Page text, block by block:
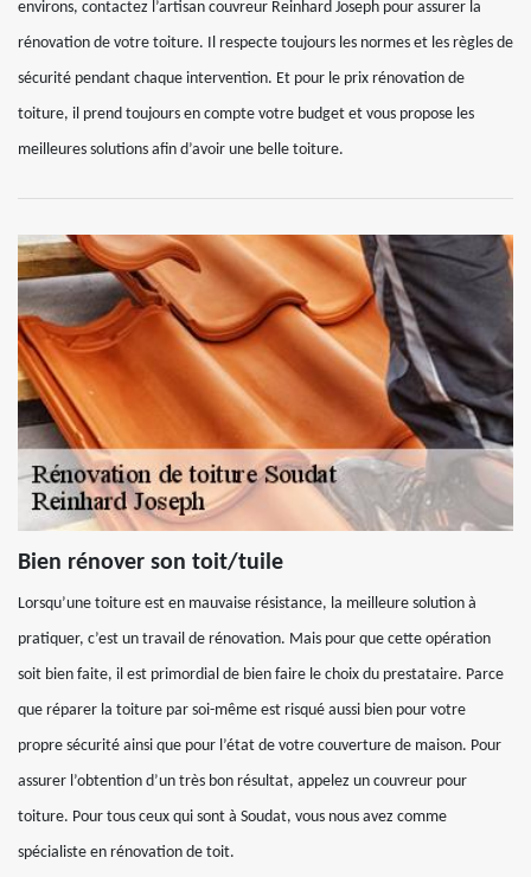
environs, contactez l’artisan couvreur Reinhard Joseph pour assurer la
rénovation de votre toiture. Il respecte toujours les normes et les règles de
sécurité pendant chaque intervention. Et pour le prix rénovation de
toiture, il prend toujours en compte votre budget et vous propose les
meilleures solutions afin d’avoir une belle toiture.
Bien rénover son toit/tuile
Lorsqu’une toiture est en mauvaise résistance, la meilleure solution à
pratiquer, c’est un travail de rénovation. Mais pour que cette opération
soit bien faite, il est primordial de bien faire le choix du prestataire. Parce
que réparer la toiture par soi-même est risqué aussi bien pour votre
propre sécurité ainsi que pour l’état de votre couverture de maison. Pour
assurer l’obtention d’un très bon résultat, appelez un couvreur pour
toiture. Pour tous ceux qui sont à Soudat, vous nous avez comme
spécialiste en rénovation de toit.